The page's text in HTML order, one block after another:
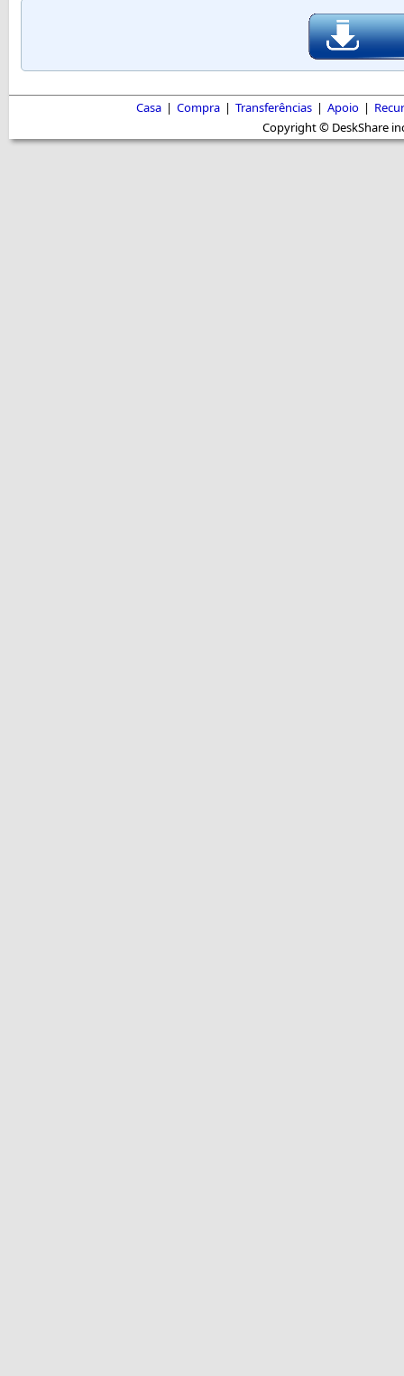
Casa | Compra | Transferências | Apoio |
Copyright © DeskShare